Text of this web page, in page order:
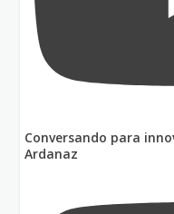
Conversando para
Ardanaz